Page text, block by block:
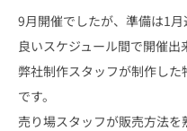
9月開催でしたが、準備は1
良いスケジュール間で開催出
弊社制作スタッフが制作し
です。
売り場スタッフが販売方法